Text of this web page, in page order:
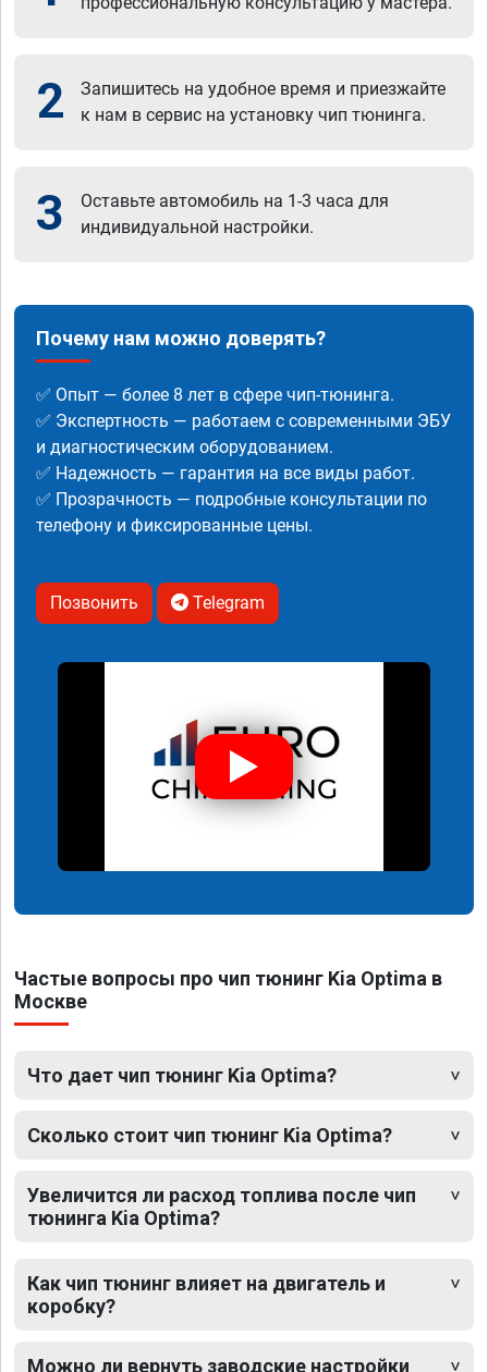
2
Запишитесь на удобное время и приезжайте
к нам в сервис на установку чип тюнинга.
3
Оставьте автомобиль на 1-3 часа для
индивидуальной настройки.
Почему нам можно доверять?
✅ Опыт — более 8 лет в сфере чип-тюнинга.
✅ Экспертность — работаем с современными ЭБУ
и диагностическим оборудованием.
✅ Надежность — гарантия на все виды работ.
✅ Прозрачность — подробные консультации по
телефону и фиксированные цены.
Позвонить Telegram
Частые вопросы про чип тюнинг Kia Optima в
Москве
Что дает чип тюнинг Kia Optima?
Сколько стоит чип тюнинг Kia Optima?
Увеличится ли расход топлива после чип
тюнинга Kia Optima?
Как чип тюнинг влияет на двигатель и
коробку?
Можно ли вернуть заводские настройки